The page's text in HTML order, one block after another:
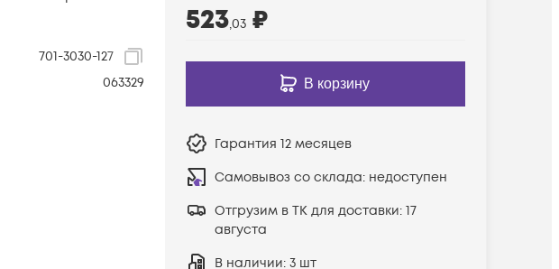
701-3030-127
063329
523,03 ₽
В корзину
Гарантия 12 месяцев
Самовывоз со склада: недоступен
Отгрузим в ТК для доставки: 17
августа
В наличии: 3 шт